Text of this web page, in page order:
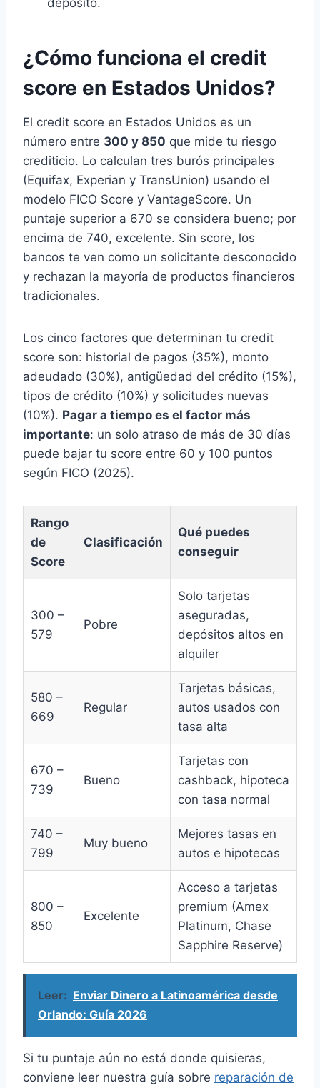
¿Cómo funciona el credit
score en Estados Unidos?
El credit score en Estados Unidos es un
número entre 300 y 850 que mide tu riesgo
crediticio. Lo calculan tres burós principales
(Equifax, Experian y TransUnion) usando el
modelo FICO Score y VantageScore. Un
puntaje superior a 670 se considera bueno; por
encima de 740, excelente. Sin score, los
bancos te ven como un solicitante desconocido
y rechazan la mayoría de productos financieros
tradicionales.
Los cinco factores que determinan tu credit
score son: historial de pagos (35%), monto
adeudado (30%), antigüedad del crédito (15%),
tipos de crédito (10%) y solicitudes nuevas
(10%). Pagar a tiempo es el factor más
importante: un solo atraso de más de 30 días
puede bajar tu score entre 60 y 100 puntos
según FICO (2025).
Rango
de
Score
Clasificación
Qué puedes
conseguir
300 –
579
Pobre
Solo tarjetas
aseguradas,
depósitos altos en
alquiler
580 –
669
Regular
Tarjetas básicas,
autos usados con
tasa alta
670 –
739
Bueno
Tarjetas con
cashback, hipoteca
con tasa normal
740 –
799
Muy bueno
Mejores tasas en
autos e hipotecas
800 –
850
Excelente
Acceso a tarjetas
premium (Amex
Platinum, Chase
Sapphire Reserve)
Leer: Enviar Dinero a Latinoamérica desde
Orlando: Guía 2026
Si tu puntaje aún no está donde quisieras,
conviene leer nuestra guía sobre reparación de